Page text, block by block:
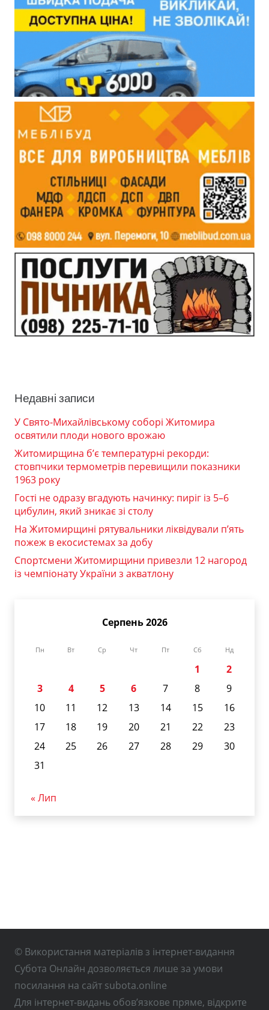
Недавні записи
У Свято-Михайлівському соборі Житомира
освятили плоди нового врожаю
Житомирщина б’є температурні рекорди:
стовпчики термометрів перевищили показники
1963 року
Гості не одразу вгадують начинку: пиріг із 5–6
цибулин, який зникає зі столу
На Житомирщині рятувальники ліквідували п’ять
пожеж в екосистемах за добу
Спортсмени Житомирщини привезли 12 нагород
із чемпіонату України з акватлону
Серпень 2026
Пн Вт Ср Чт Пт Сб Нд
1
2
3
4 5 6 7 8
9
10
11 12 13 14 15
16
17
18 19 20 21 22
23
24
25 26 27 28 29
30
31
« Лип
© Використання матеріалів з інтернет-видання
Субота Онлайн дозволяється лише за умови
посилання на сайт subota.online
Для інтернет-видань обов’язкове пряме, відкрите